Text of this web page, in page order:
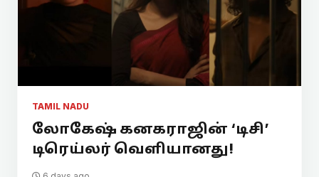
TAMIL NADU
லோகேஷ் கனகராஜின் ‘டிசி’
டிரெய்லர் வெளியானது!